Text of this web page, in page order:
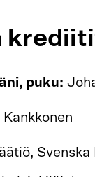
puku:
Kankkonen